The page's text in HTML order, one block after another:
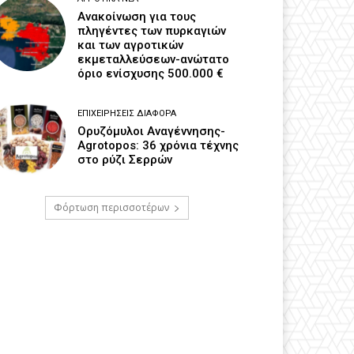
Ανακοίνωση για τους
πληγέντες των πυρκαγιών
και των αγροτικών
εκμεταλλεύσεων-ανώτατο
όριο ενίσχυσης 500.000 €
ΕΠΙΧΕΙΡΉΣΕΙΣ ΔΙΆΦΟΡΑ
Ορυζόμυλοι Αναγέννησης-
Agrotopos: 36 χρόνια τέχνης
στο ρύζι Σερρών
Φόρτωση περισσοτέρων